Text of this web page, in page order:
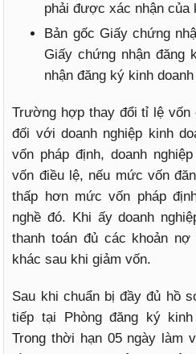
phải được xác nhận của
Bản gốc Giấy chứng
Giấy chứng nhận đăng
nhận đăng ký kinh
Trường hợp thay đổi tỉ lệ vốn
đối với doanh nghiệp kinh
vốn pháp định, doanh
vốn điều lệ, nếu mức vốn
thấp hơn mức vốn pháp
nghề đó. Khi ấy doanh
thanh toán đủ các khoản
khác sau khi giảm vốn.
Sau khi chuẩn bị đầy đủ hồ
tiếp tại Phòng đăng ký
Trong thời hạn 05 ngày làm